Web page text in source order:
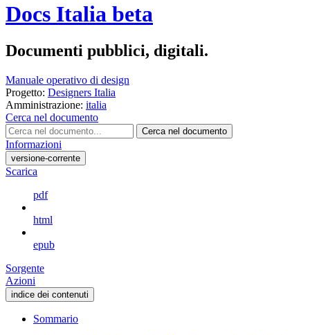
Docs Italia beta
Documenti pubblici, digitali.
Manuale operativo di design
Progetto: Designers Italia
Amministrazione: italia
Cerca nel documento
Cerca nel documento
Informazioni
versione-corrente
Scarica
pdf
html
epub
Sorgente
Azioni
indice dei contenuti
Sommario